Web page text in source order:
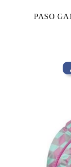
PASO